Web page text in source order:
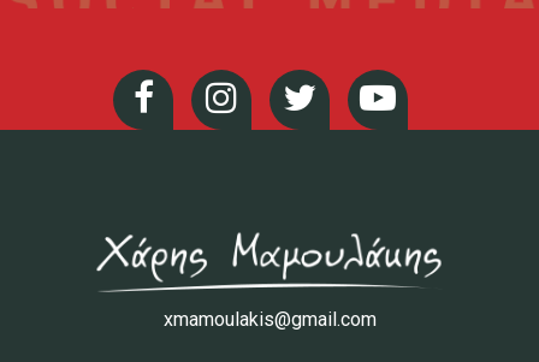
xmamoulakis@gmail.com